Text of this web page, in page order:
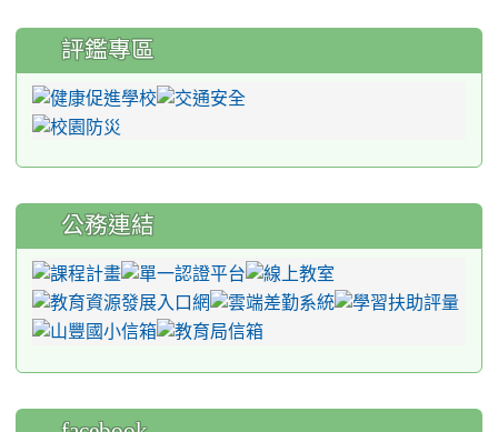
評鑑專區
公務連結